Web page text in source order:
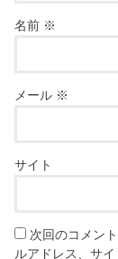
名前 ※
メール ※
サイト
次回のコメン
ルアドレス、サイ